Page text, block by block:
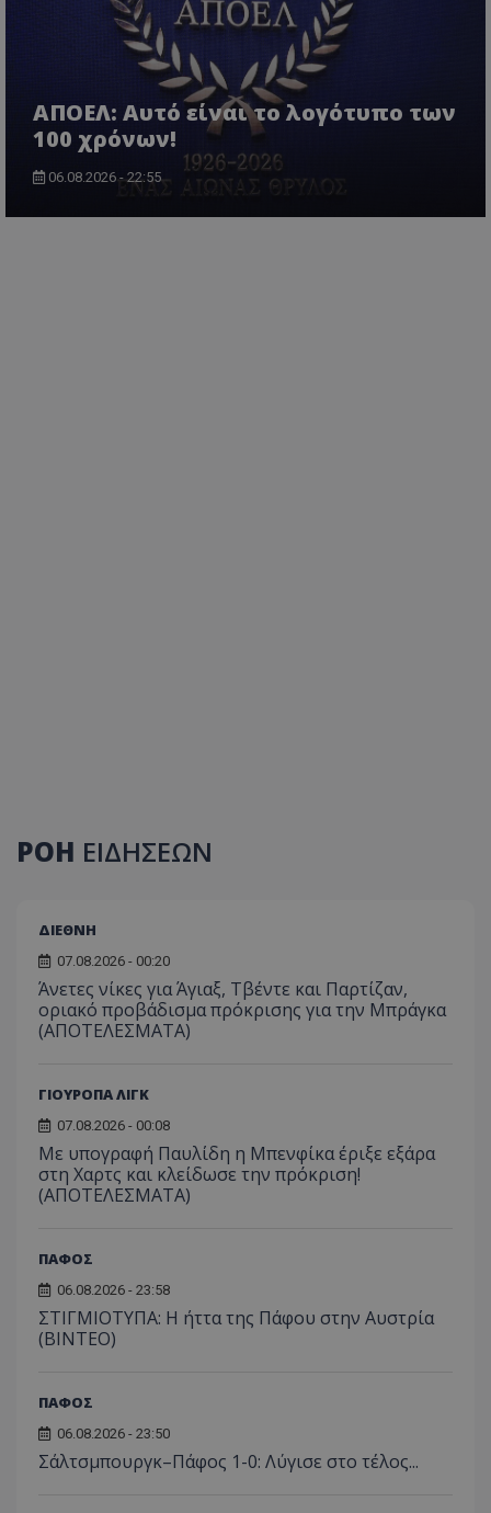
ΑΠΟΕΛ: Αυτό είναι το λογότυπο των
100 χρόνων!
06.08.2026 - 22:55
ΡΟΗ ΕΙΔΗΣΕΩΝ
ΔΙΕΘΝΗ
07.08.2026 - 00:20
Άνετες νίκες για Άγιαξ, Τβέντε και Παρτίζαν,
οριακό προβάδισμα πρόκρισης για την Μπράγκα
(ΑΠΟΤΕΛΕΣΜΑΤΑ)
ΓΙΟΥΡΟΠΑ ΛΙΓΚ
07.08.2026 - 00:08
Με υπογραφή Παυλίδη η Μπενφίκα έριξε εξάρα
στη Χαρτς και κλείδωσε την πρόκριση!
(ΑΠΟΤΕΛΕΣΜΑΤΑ)
ΠΑΦΟΣ
06.08.2026 - 23:58
ΣΤΙΓΜΙΟΤΥΠΑ: Η ήττα της Πάφου στην Αυστρία
(ΒΙΝΤΕΟ)
ΠΑΦΟΣ
06.08.2026 - 23:50
Σάλτσμπουργκ–Πάφος 1-0: Λύγισε στο τέλος...